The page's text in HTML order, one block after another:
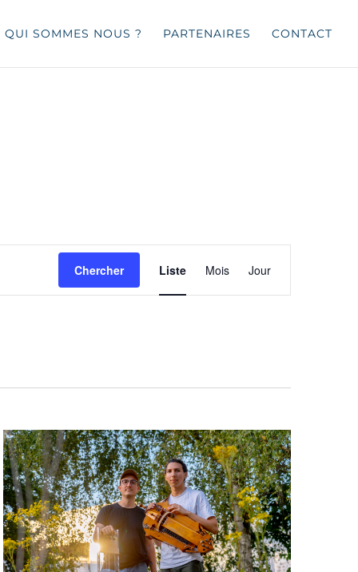
QUI SOMMES NOUS ? PARTENAIRES CONTACT
Chercher
Navigation
de
vues
Liste Mois Jour